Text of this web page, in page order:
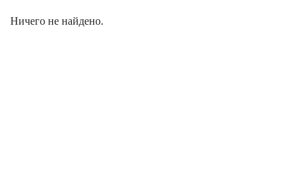
Ничего не найдено.